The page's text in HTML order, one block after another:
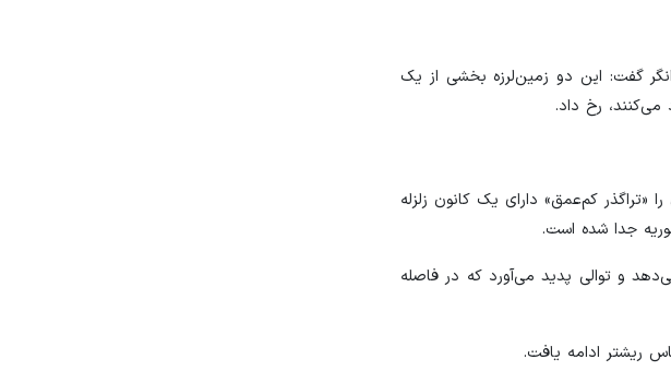
گفت: این دو زمین‌لرزه بخشی از یک
می‌کنند، رخ داد.
زلزله‌شناسان آن را «تراگذر کم‌عمق» دارای یک کانون زلزله
به شدت زمین را تکان می‌دهد و توالی پدید می‌آورد که در فاصله